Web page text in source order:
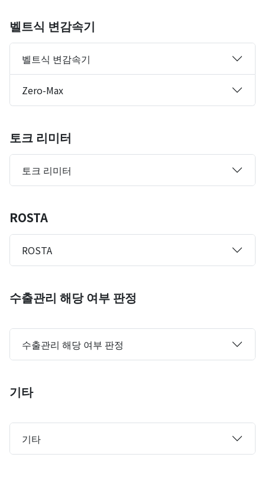
벨트식 변감속기
벨트식 변감속기
Zero-Max
토크 리미터
토크 리미터
ROSTA
ROSTA
수출관리 해당 여부 판정
수출관리 해당 여부 판정
기타
기타